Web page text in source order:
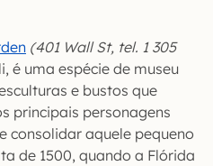
(401 Wall St, tel. 1 305
é uma espécie de museu
e bustos que
principais personagens
consolidar aquele pequeno
de 1500, quando a Flórida